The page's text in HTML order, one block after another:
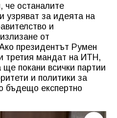
че останалите
узряват за идеята на
и
от
президентът Румен
третия мандат на ИТН,
покани всички партии
и политики за
бъдещо експертно